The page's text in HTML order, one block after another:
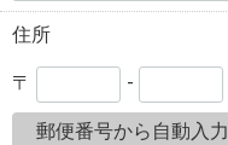
2015
住所
〒 -
郵便番号から自動入力